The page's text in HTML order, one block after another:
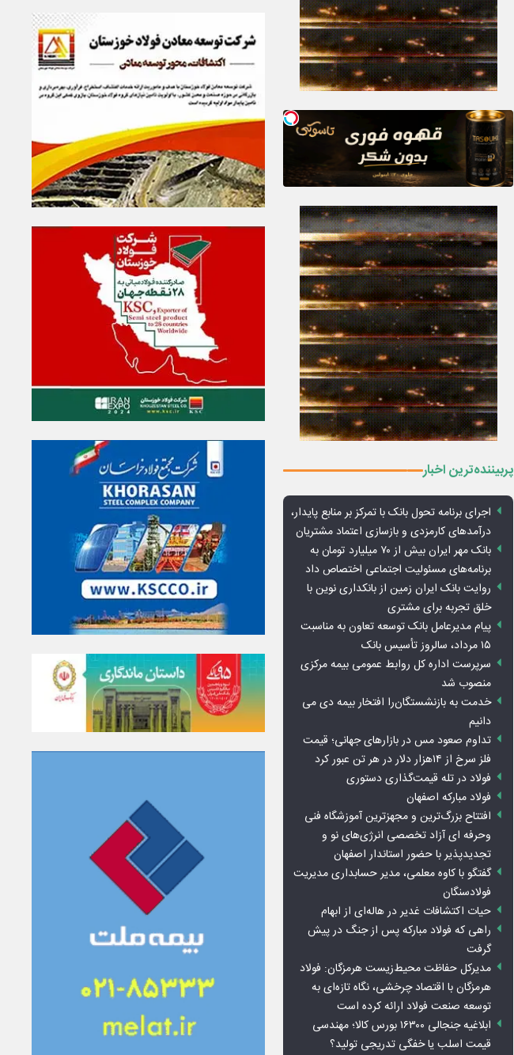
پربیننده‌ترین اخبار
اجرای برنامه تحول بانک با تمرکز بر منابع پایدار،
درآمدهای کارمزدی و بازسازی اعتماد مشتریان
بانک مهر ایران بیش از ۷۰ میلیارد تومان به
برنامه‌های مسئولیت اجتماعی اختصاص داد
روایت بانک ایران زمین از بانکداری نوین با
خلق تجربه برای مشتری
پیام مدیرعامل بانک توسعه تعاون به مناسبت
۱۵ مرداد، سالروز تأسیس بانک
سرپرست اداره کل روابط عمومی بیمه مرکزی
منصوب شد
خدمت به بازنشستگان‌را افتخار بیمه دی می
دانیم
تداوم صعود مس در بازارهای جهانی؛ قیمت
فلز سرخ از ۱۴هزار دلار در هر تن عبور کرد
فولاد در تله قیمت‌گذاری دستوری
فولاد مبارکه اصفهان
افتتاح بزرگ‌ترین و مجهزترین آموزشگاه فنی
وحرفه ای آزاد تخصصی انرژی‌های نو و
تجدیدپذیر با حضور استاندار اصفهان
گفتگو با کاوه معلمی، مدیر حسابداری مدیریت
فولادسنگان
حیات اکتشافات غدیر در هاله‌ای از ابهام
راهی که فولاد مبارکه پس از جنگ در پیش
گرفت
مدیرکل حفاظت محیط‌زیست هرمزگان: فولاد
هرمزگان با اقتصاد چرخشی، نگاه تازه‌ای به
توسعه صنعت فولاد ارائه کرده است
ابلاغیه جنجالی ۱۶۳۰۰ بورس کالا؛ مهندسی
قیمت اسلب یا خفگی تدریجی تولید؟